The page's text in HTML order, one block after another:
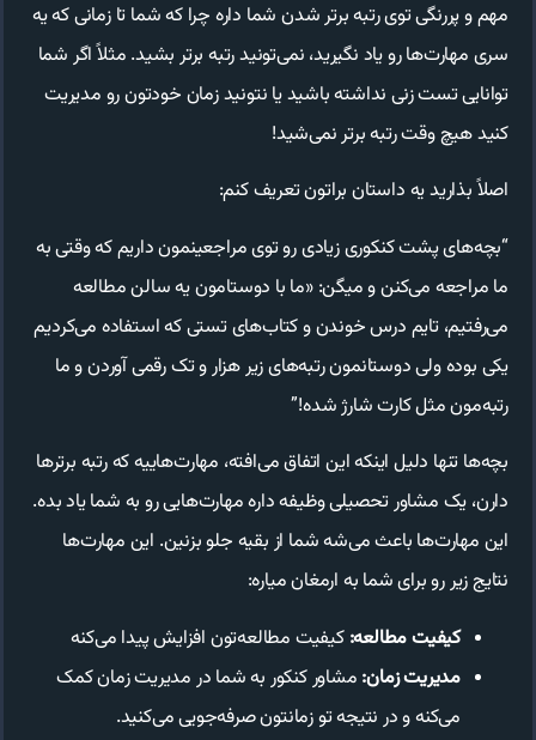
مهم و پررنگی توی رتبه برتر شدن شما داره چرا که شما تا زمانی که یه
سری مهارت‌ها رو یاد نگیرید، نمی‌تونید رتبه برتر بشید. مثلاً اگر شما
توانایی تست زنی نداشته باشید یا نتونید زمان خودتون رو مدیریت
کنید هیچ وقت رتبه برتر نمی‌شید!
اصلاً بذارید یه داستان براتون تعریف کنم:
“بچه‌های پشت کنکوری زیادی رو توی مراجعینمون داریم که وقتی به
ما مراجعه می‌کنن و میگن: «ما با دوستامون یه سالن مطالعه
می‌رفتیم، تایم درس خوندن و کتاب‌های تستی که استفاده می‌کردیم
یکی بوده ولی دوستانمون رتبه‌های زیر هزار و تک رقمی آوردن و ما
رتبه‌مون مثل کارت شارژ شده!”
بچه‌ها تنها دلیل اینکه این اتفاق می‌افته، مهارت‌هاییه که رتبه برترها
دارن، یک مشاور تحصیلی وظیفه داره مهارت‌هایی رو به شما یاد بده.
این مهارت‌ها باعث می‌شه شما از بقیه جلو بزنین. این مهارت‌ها
نتایج زیر رو برای شما به ارمغان میاره:
کیفیت مطالعه: کیفیت مطالعه‌تون افزایش پیدا می‌کنه
مدیریت زمان: مشاور کنکور به شما در مدیریت زمان کمک
می‌کنه و در نتیجه تو زمانتون صرفه‌جویی می‌کنید.